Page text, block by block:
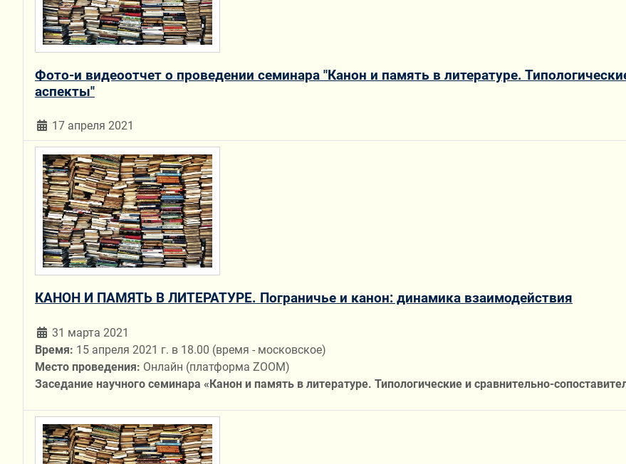
Фото-и видеоотчет о проведении семинара "Канон и память в литературе.
аспекты"
17 апреля 2021
КАНОН И ПАМЯТЬ В ЛИТЕРАТУРЕ. Пограничье и канон: динамика взаимодействия
31 марта 2021
Время: 15 апреля 2021 г. в 18.00 (время - московское)
Место проведения: Онлайн (платформа ZOOM)
Заседание научного семинара «Канон и память в литературе. Типологические и сравнительно-